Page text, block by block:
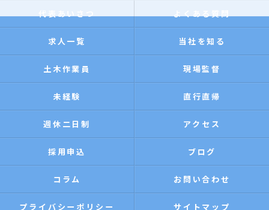
代表あいさつ よくある質問
求人一覧 当社を知る
土木作業員 現場監督
未経験 直行直帰
週休二日制 アクセス
採用申込 ブログ
コラム お問い合わせ
プライバシーポリシー サイトマップ